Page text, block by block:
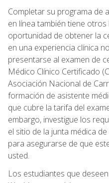
Completar su programa de
en línea también tiene otros
oportunidad de obtener la
en una experiencia clínica
presentarse al examen de
Médico Clínico Certificado
Asociación Nacional de
formación de asistente
que cubre la tarifa del
embargo, investigue los
el sitio de la junta médica
para asegurarse de que
usted.
Los estudiantes que